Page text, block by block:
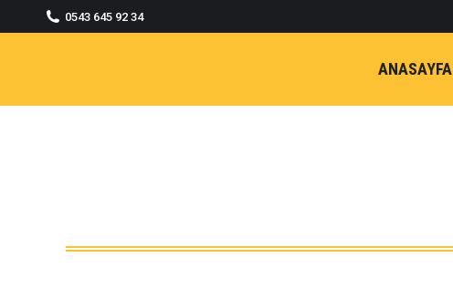
0543 645 92 34
ANASAYFA